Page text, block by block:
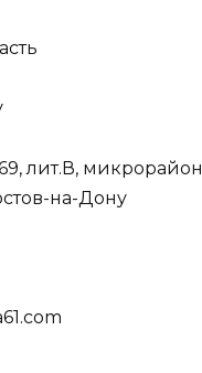
лит.В, микрорайон
на-Дону